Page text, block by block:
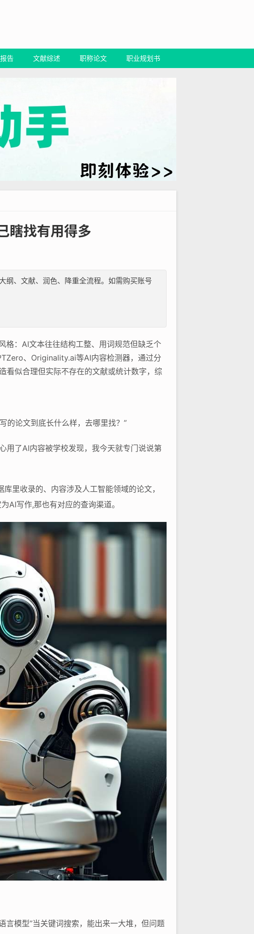
告 文献综述 职称论文 职业规划书
瞎找有用得多
、文献、润色、降重全流程。如需购买账号
格：AI文本往往结构工整、用词规范但缺乏个
、Originality.ai等AI内容检测器，通过分
似合理但实际不存在的文献或统计数字，综
的论文到底长什么样，去哪里找？”
用了AI内容被学校发现，我今天就专门说说第
里收录的、内容涉及人工智能领域的论文，
AI写作,那也有对应的查询渠道。
言模型”当关键词搜索，能出来一大堆，但问题